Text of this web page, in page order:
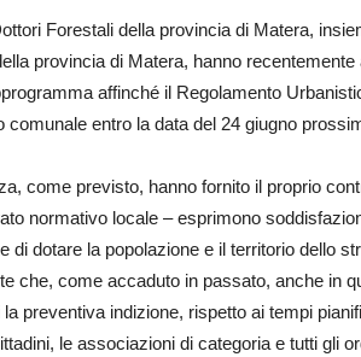
Forestali della provincia di Matera,
provincia di Matera, hanno recentemente
affinché il Regolamento
entro la data del 24 giugno
come previsto, hanno fornito il proprio
normativo locale – esprimono
di dotare la popolazione e il territorio dello
che, come accaduto in passato, anche in
preventiva indizione, rispetto ai tempi
le associazioni di categoria e tutti gli